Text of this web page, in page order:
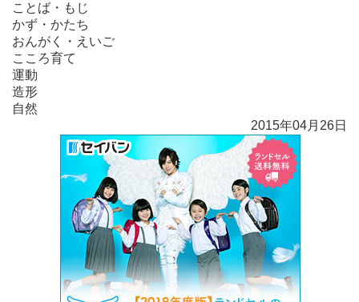
ことば・もじ
かず・かたち
おんがく・えいご
こころ育て
運動
造形
自然
2015年04月26日